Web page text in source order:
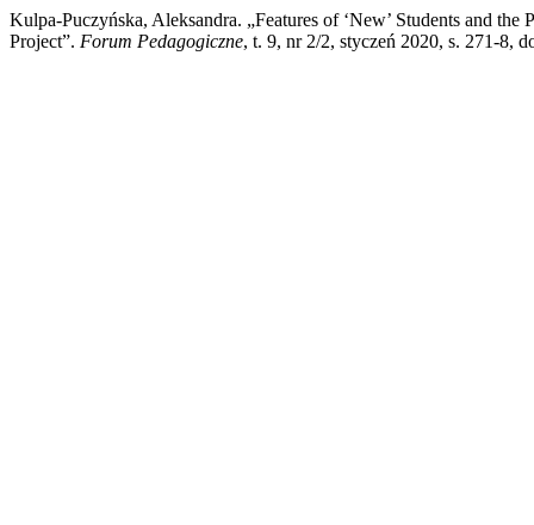
Kulpa-Puczyńska, Aleksandra. „Features of ‘New’ Students and
Project”. Forum Pedagogiczne, t. 9, nr 2/2, styczeń 2020, s. 271-8,